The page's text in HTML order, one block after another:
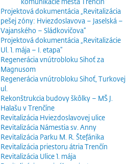
Projektová dokumentácia „Revitalizácia
pešej zóny: Hviezdoslavova – Jaselská –
Vajanského – Sládkovičova“
Projektová dokumentácia „Revitalizácie
Ul. 1. mája – I. etapa“
Regenerácia vnútrobloku Sihoť za
Magnusom
Regenerácia vnútrobloku Sihoť, Turkovej
ul.
Rekonštrukcia budovy škôlky – MŠ J.
Halašu v Trenčíne
Revitalizácia Hviezdoslavovej ulice
Revitalizácia Námestia sv. Anny
Revitalizácia Parku M. R. Štefánika
Revitalizácia priestoru átria Trenčín
Revitalizácia Ulice 1. mája